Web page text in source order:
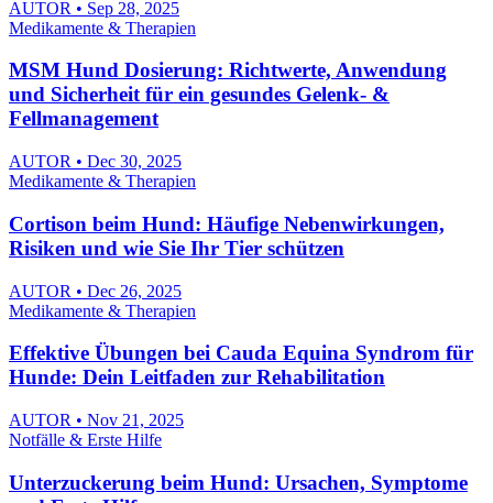
AUTOR • Sep 28, 2025
Medikamente & Therapien
MSM Hund Dosierung: Richtwerte, Anwendung
und Sicherheit für ein gesundes Gelenk- &
Fellmanagement
AUTOR • Dec 30, 2025
Medikamente & Therapien
Cortison beim Hund: Häufige Nebenwirkungen,
Risiken und wie Sie Ihr Tier schützen
AUTOR • Dec 26, 2025
Medikamente & Therapien
Effektive Übungen bei Cauda Equina Syndrom für
Hunde: Dein Leitfaden zur Rehabilitation
AUTOR • Nov 21, 2025
Notfälle & Erste Hilfe
Unterzuckerung beim Hund: Ursachen, Symptome